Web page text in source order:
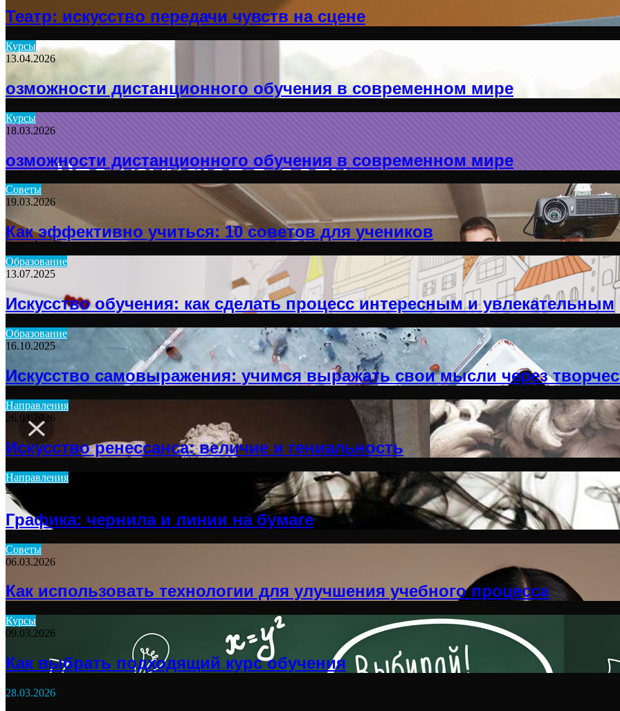
Театр: искусство передачи чувств на сцене
Курсы
13.04.2026
озможности дистанционного обучения в современном мире
Курсы
18.03.2026
озможности дистанционного обучения в современном мире
Советы
19.03.2026
Как эффективно учиться: 10 советов для учеников
Образование
13.07.2025
Искусство обучения: как сделать процесс интересным и увлекательным
Образование
16.10.2025
Искусство самовыражения: учимся выражать свои мысли через
Направления
26.03.2026
Искусство ренессанса: величие и гениальность
Направления
25.12.2025
Графика: чернила и линии на бумаге
Советы
06.03.2026
Как использовать технологии для улучшения учебного процесса
Курсы
09.03.2026
Как выбрать подходящий курс обучения
28.03.2026